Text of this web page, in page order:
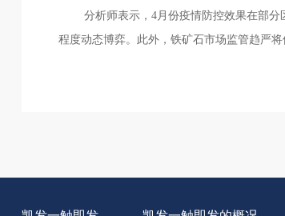
分析师表示，4月份疫情防控效果在部
程度动态博弈。此外，铁矿石市场监管趋严